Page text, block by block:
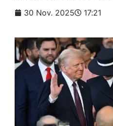
30 Nov. 2025 17:21